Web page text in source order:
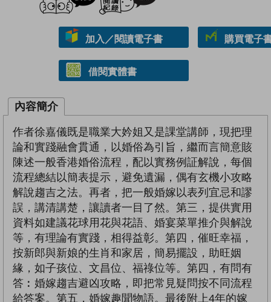
加入／閱讀電子書 購買電子
借閱實體書
內容簡介
作者徐嘉儀既是職業大妗姐又是課堂講師，現把理
論和實踐融會貫通，以婚俗為引旨，繼而言簡意賅
陳述一般香港婚俗流程，配以實務例証解說，每個
流程總結以簡表提示，避免遺漏，偶有玄機小攻略
解說趨吉之法。再者，把一般婚嫁以表列宜忌和謬
誤，講清講楚，讓讀者一目了然。第三，提供實用
資料如建議花球用花與花語、婚宴菜單推介與解說
等，有理論有實踐，相得益彰。第四，催旺幸福，
按新郎與新娘的生肖和家居，簡易擺設，助旺姻
緣，如子孩位、文昌位、福祿位等。第四，有問有
答︰婚嫁趨吉避凶攻略，即把常見疑問按不同流程
給答案。第五，婚嫁趣聞物語。最後附上4年的嫁